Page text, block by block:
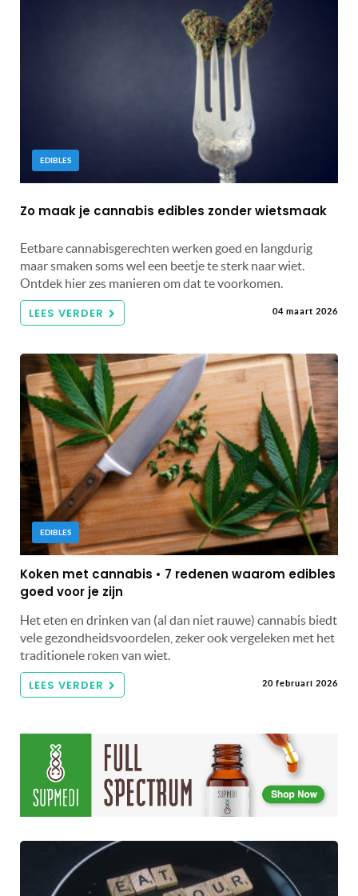
EDIBLES
Zo maak je cannabis edibles zonder wietsmaak
Eetbare cannabisgerechten werken goed en langdurig
maar smaken soms wel een beetje te sterk naar wiet.
Ontdek hier zes manieren om dat te voorkomen.
LEES VERDER 04 maart 2026
EDIBLES
Koken met cannabis • 7 redenen waarom edibles
goed voor je zijn
Het eten en drinken van (al dan niet rauwe) cannabis biedt
vele gezondheidsvoordelen, zeker ook vergeleken met het
traditionele roken van wiet.
LEES VERDER 20 februari 2026